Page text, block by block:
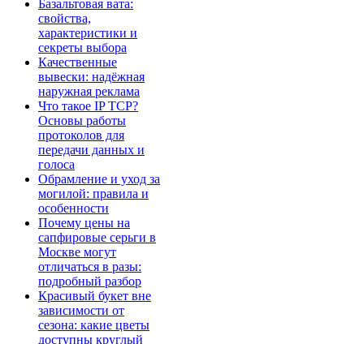
Базальтовая вата:
свойства,
характеристики и
секреты выбора
Качественные
вывески: надёжная
наружная реклама
Что такое IP TCP?
Основы работы
протоколов для
передачи данных и
голоса
Обрамление и уход за
могилой: правила и
особенности
Почему цены на
сапфировые серьги в
Москве могут
отличаться в разы:
подробный разбор
Красивый букет вне
зависимости от
сезона: какие цветы
доступны круглый